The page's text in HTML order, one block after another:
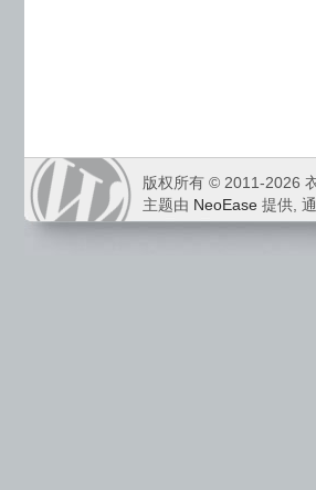
版权所有 © 2011-2026
主题由 NeoEase 提供,